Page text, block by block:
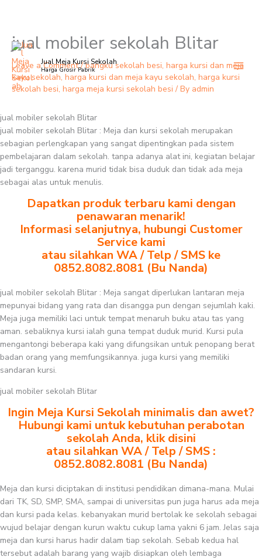
Skip
content
Jual Meja Kursi Sekolah
Harga Grosir Pabrik
jual mobiler sekolah Blitar
Leave a Comment /bangku sekolah besi, harga kursi dan meja
kayu sekolah, harga kursi dan meja kayu sekolah, harga kursi
sekolah besi, harga meja kursi sekolah besi / By admin
jual mobiler sekolah Blitar
jual mobiler sekolah Blitar : Meja dan kursi sekolah merupakan
sebagian perlengkapan yang sangat dipentingkan pada sistem
pembelajaran dalam sekolah. tanpa adanya alat ini, kegiatan belajar
jadi terganggu. karena murid tidak bisa duduk dan tidak ada meja
sebagai alas untuk menulis.
Dapatkan produk terbaru kami dengan
penawaran menarik!
Informasi selanjutnya, hubungi Customer
Service kami
atau silahkan WA / Telp / SMS ke
0852.8082.8081 (Bu Nanda)
jual mobiler sekolah Blitar : Meja sangat diperlukan lantaran meja
mepunyai bidang yang rata dan disangga pun dengan sejumlah kaki.
Meja juga memiliki laci untuk tempat menaruh buku atau tas yang
aman. sebaliknya kursi ialah guna tempat duduk murid. Kursi pula
mengantongi beberapa kaki yang difungsikan untuk penopang berat
badan orang yang memfungsikannya. juga kursi yang memiliki
sandaran kursi.
jual mobiler sekolah Blitar
Ingin Meja Kursi Sekolah minimalis dan awet?
Hubungi kami untuk kebutuhan perabotan
sekolah Anda, klik disini
atau silahkan WA / Telp / SMS :
0852.8082.8081 (Bu Nanda)
Meja dan kursi diciptakan di institusi pendidikan dimana-mana. Mulai
dari TK, SD, SMP, SMA, sampai di universitas pun juga harus ada meja
dan kursi pada kelas. kebanyakan murid bertolak ke sekolah sebagai
wujud belajar dengan kurun waktu cukup lama yakni 6 jam. Jelas saja
meja dan kursi harus hadir dalam tiap sekolah. Sebab kedua hal
tersebut adalah barang yang wajib disiapkan oleh lembaga